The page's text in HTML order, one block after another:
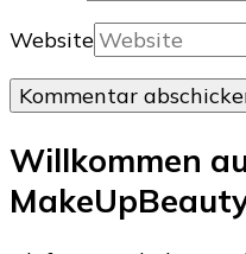
Website
Willkommen